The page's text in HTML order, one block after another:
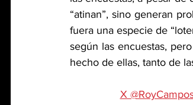
“atinan”, sino generan
fuera una especie de
según las encuestas,
hecho de ellas, tanto de
X